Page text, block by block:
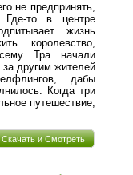
не предпринять,
то в центре
жизнь
королевство,
Тра начали
другим жителей
дабы
Когда три
путешествие,
Скачать и Смотреть